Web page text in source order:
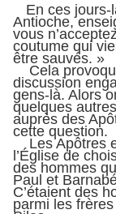
En ces jours-
Antioche,
vous
coutume qui
être sauvés. »
Cela
discussion
gens-là. Alors
quelques
auprès des
cette question.
Les Apôtres
l’Église de
des hommes
Paul et
C’étaient des
parmi les